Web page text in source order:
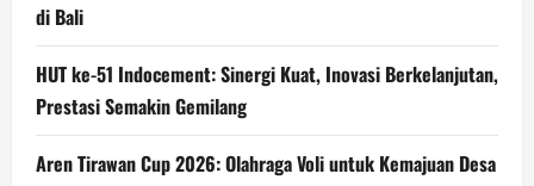
di Bali
HUT ke-51 Indocement: Sinergi Kuat, Inovasi Berkelanjutan,
Prestasi Semakin Gemilang
Aren Tirawan Cup 2026: Olahraga Voli untuk Kemajuan Desa